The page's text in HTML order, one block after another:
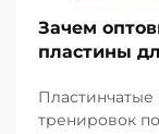
Зачем
пластины
тренировок